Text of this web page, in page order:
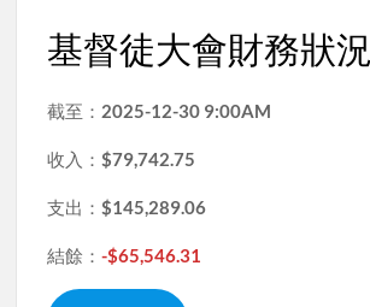
基督徒大會財務狀況
截至： 2025-12-30 9:00AM
收入：$79,742.75
支出：$145,289.06
結餘：-$65,546.31